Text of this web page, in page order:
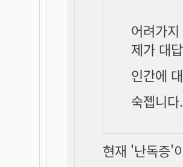
어려가
제가 대
인간에
숙젭니다.
현재 '난독증'